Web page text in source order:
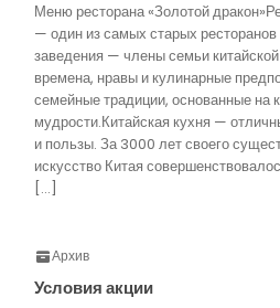
Меню ресторана «Золотой
— один из самых старых
заведения — члены семьи
времена, нравы и кулинарные
семейные традиции, основанные на
мудрости.Китайская кухня —
и пользы. За 3000 лет своего
искусство Китая
[…]
Архив
Условия акции